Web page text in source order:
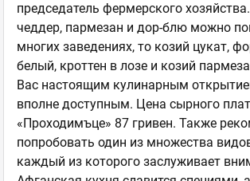
председатель фермерского
чеддер, пармезан и дор-блю можно
многих заведениях, то козий цукат,
белый, кроттен в лозе и козий
Вас настоящим кулинарным
вполне доступным. Цена сырного
«Проходимъце» 87 гривен. Также
попробовать один из множества
каждый из которого заслуживает